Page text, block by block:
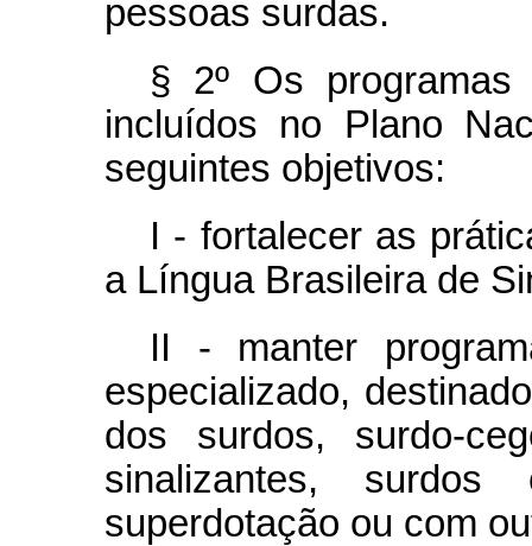
pessoas surdas.
§ 2º Os
incluídos no Plano
seguintes objetivos:
I - fortalecer as
a Língua Brasileira de
II - manter
especializado,
dos surdos, surdo-
sinalizantes,
superdotação ou com